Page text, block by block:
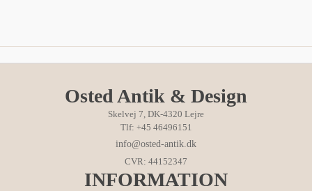
Osted Antik & Design
Skelvej 7, DK-4320 Lejre
Tlf: +45 46496151
info@osted-antik.dk
CVR: 44152347
INFORMATION